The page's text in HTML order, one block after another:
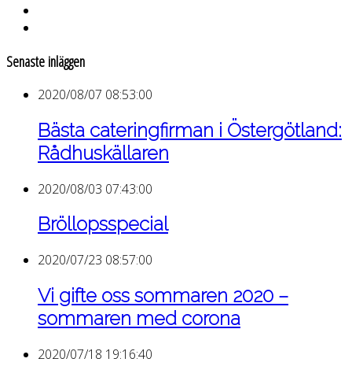
Senaste inläggen
2020/08/07 08:53:00
Bästa cateringfirman i Östergötland:
Rådhuskällaren
2020/08/03 07:43:00
Bröllopsspecial
2020/07/23 08:57:00
Vi gifte oss sommaren 2020 –
sommaren med corona
2020/07/18 19:16:40